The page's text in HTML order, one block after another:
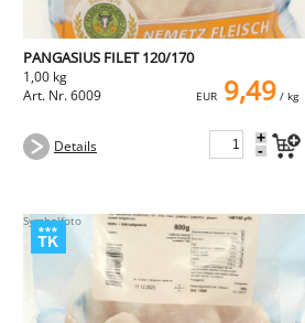
PANGASIUS FILET 120/170
1,00 kg
Art. Nr. 6009
EUR 9,49/ kg
Details +
-